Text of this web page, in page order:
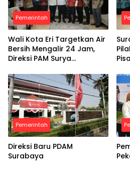
Pemerintah
Wali Kota Eri Targetkan Air
Bersih Mengalir 24 Jam,
Direksi PAM Surya
Investor
Pemerintah
Direksi Baru PDAM
Surabaya